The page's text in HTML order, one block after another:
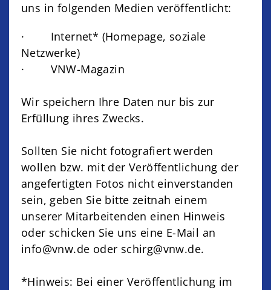
uns in folgenden Medien veröffentlicht:
· Internet* (Homepage, soziale
Netzwerke)
· VNW-Magazin
Wir speichern Ihre Daten nur bis zur
Erfüllung ihres Zwecks.
Sollten Sie nicht fotografiert werden
wollen bzw. mit der Veröffentlichung der
angefertigten Fotos nicht einverstanden
sein, geben Sie bitte zeitnah einem
unserer Mitarbeitenden einen Hinweis
oder schicken Sie uns eine E-Mail an
info@vnw.de oder schirg@vnw.de.
*Hinweis: Bei einer Veröffentlichung im